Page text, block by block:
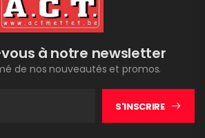
à notre newsletter
de nos nouveautés et promos.
S'INSCRIRE